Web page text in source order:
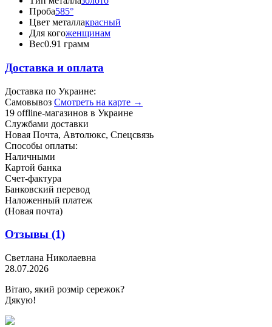
Проба585°
Цвет металлакрасный
Для когоженщинам
Вес0.91 грамм
Доставка и оплата
Доставка по Украине:
Самовывоз Смотреть на карте →
19 offline-магазинов в Украине
Службами доставки
Новая Почта, Автолюкс, Спецсвязь
Способы оплаты:
Наличными
Картой банка
Счет-фактура
Банковский перевод
Наложенный платеж
(Новая почта)
Отзывы (1)
Светлана Николаевна
28.07.2026
Вітаю, який розмір сережок?
Дякую!